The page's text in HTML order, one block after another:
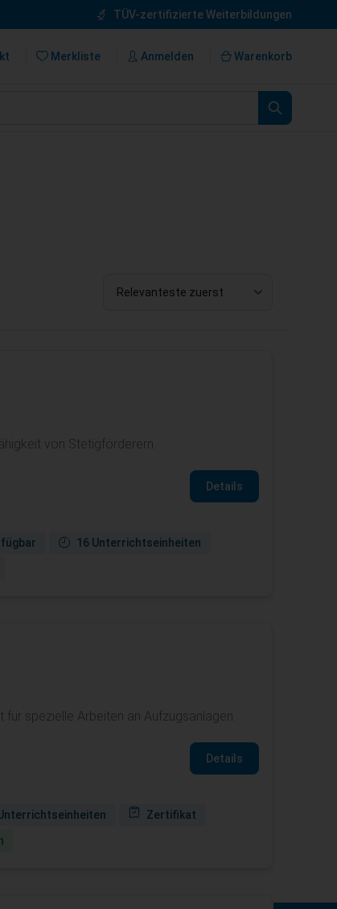
TÜV-zertifizierte Weiterbildungen
Merkliste Anmelden Warenkorb
von Stetigförderern.
Details
16 Unterrichtseinheiten
spezielle Arbeiten an Aufzugsanlagen.
Details
Zertifikat